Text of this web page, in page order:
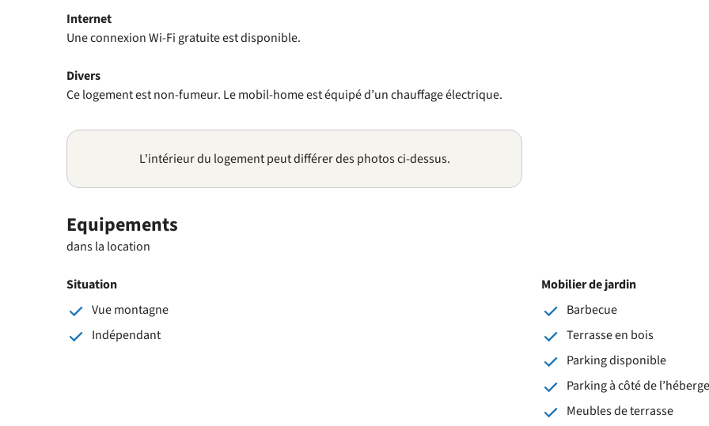
Internet
Une connexion Wi-Fi gratuite est disponible.
Divers
Ce logement est non-fumeur. Le mobil-home est équipé d’un chauffage électrique.
L'intérieur du logement peut différer des photos ci-dessus.
Equipements
dans la location
Situation
Vue montagne
Indépendant
Mobilier de jardin
Barbecue
Terrasse en bois
Parking disponible
Parking à côté de
Meubles de terrasse